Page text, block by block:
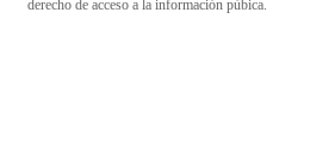
derecho de acceso a la información púbica.